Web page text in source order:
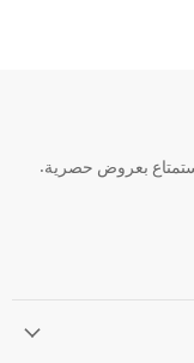
بعروض حصرية.